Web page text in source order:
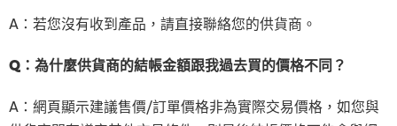
A：若您沒有收到產品，請直接聯絡您的供貨商。
Q：為什麼供貨商的結帳金額跟我過去買的價格不同？
A：網頁顯示建議售價/訂單價格非為實際交易價格，如您與